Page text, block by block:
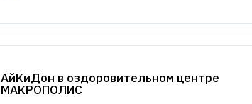
АйКиДон в оздоровительном центре
МАКРОПОЛИС